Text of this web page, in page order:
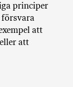
principer
att
att